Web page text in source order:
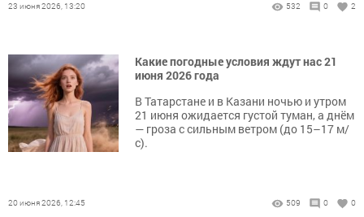
23 июня 2026, 13:20 532 0 2
Какие погодные условия ждут нас 21
июня 2026 года
В Татарстане и в Казани ночью и утром
21 июня ожидается густой туман, а днём
— гроза с сильным ветром (до 15–17 м/
с).
20 июня 2026, 12:45 509 0 0